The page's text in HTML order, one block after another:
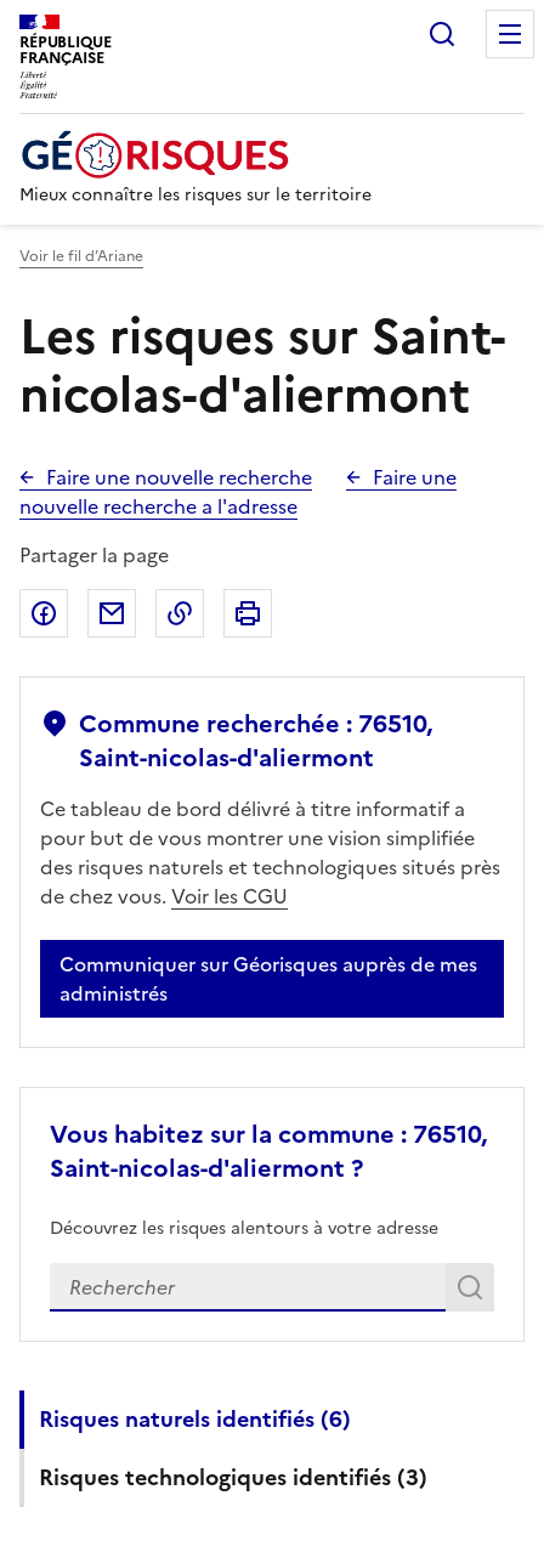
RÉPUBLIQUE
FRANÇAISE
Mieux connaître les risques sur le territoire
Voir le fil d’Ariane
Les risques sur Saint-
nicolas-d'aliermont
Faire une nouvelle recherche
Faire une
nouvelle recherche a l'adresse
Partager la page
Partager sur Facebook
Partager par emailCopier dans le presse-papier
Commune recherchée : 76510,
Saint-nicolas-d'aliermont
Ce tableau de bord délivré à titre informatif a
pour but de vous montrer une vision simplifiée
des risques naturels et technologiques situés près
de chez vous. Voir les CGU
Communiquer sur Géorisques auprès de mes
administrés
Vous habitez sur la commune : 76510,
Saint-nicolas-d'aliermont ?
Découvrez les risques alentours à votre adresse
Veuillez renseigner votre adresse exacte
Risques naturels identifiés (6)
Risques technologiques identifiés (3)